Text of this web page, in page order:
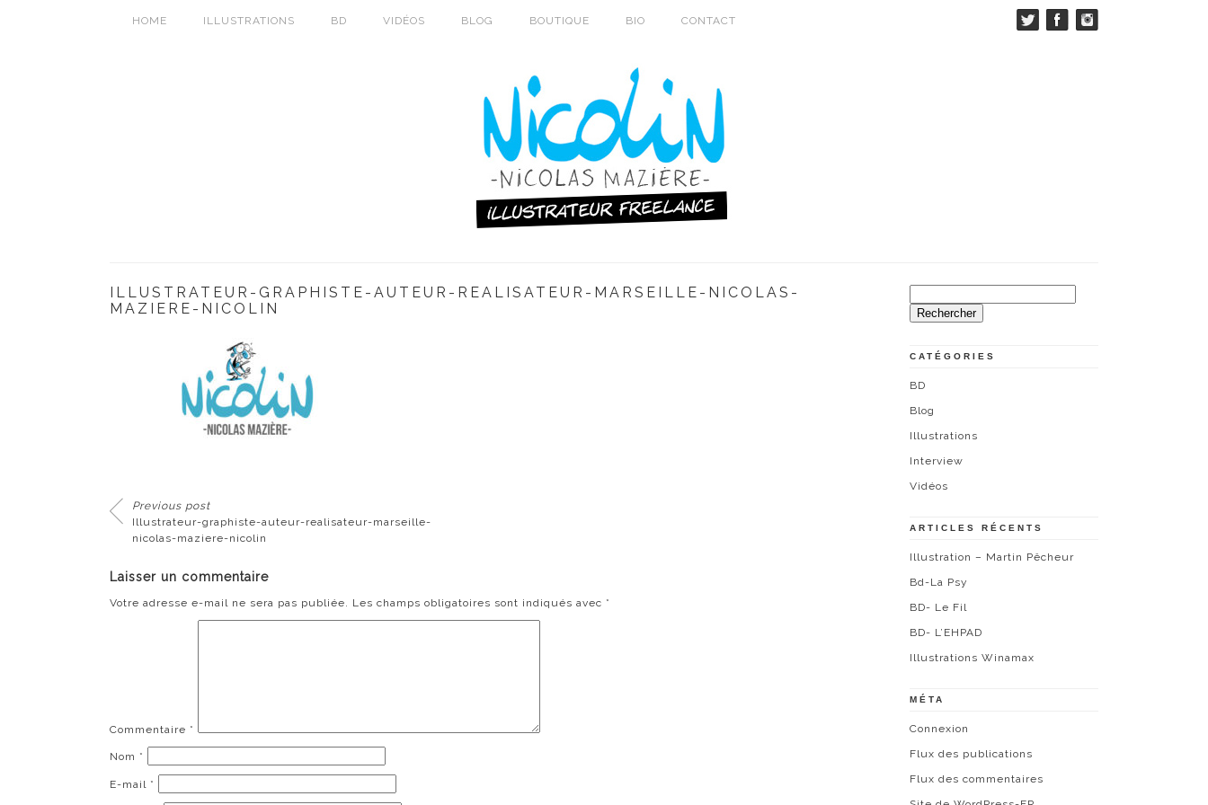
HOME ILLUSTRATIONS BD VIDÉOS BLOG BOUTIQUE BIO CONTACT
ILLUSTRATEUR-GRAPHISTE-AUTEUR-REALISATEUR-MARSEILLE-NICOLAS-
MAZIERE-NICOLIN
Previous post
Illustrateur-graphiste-auteur-realisateur-marseille-
nicolas-maziere-nicolin
Laisser un commentaire
Votre adresse e-mail ne sera pas publiée. Les champs obligatoires sont indiqués avec *
Commentaire *
Nom *
E-mail *
CATÉGORIES
BD
Blog
Illustrations
Interview
Vidéos
ARTICLES RÉCENTS
Illustration – Martin Pêcheur
Bd-La Psy
BD- Le Fil
BD- L’EHPAD
Illustrations Winamax
MÉTA
Connexion
Flux des publications
Flux des commentaires